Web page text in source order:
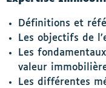
Définitions et
Les objectifs de
Les
valeur
Les différentes